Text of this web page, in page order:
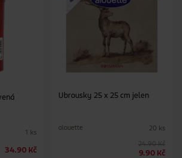
1 ks
34.90 Kč
Ubrousky 25 x 25 cm jelen
alouette 20 ks
24.90 Kč
9.90 Kč